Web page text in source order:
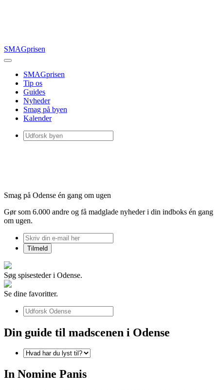
SMAGprisen
SMAGprisen
Tip os
Guides
Nyheder
Smag på byen
Kalender
Smag på Odense én gang om ugen
Gør som 6.000 andre og få madglade nyheder i din indboks én gang
om ugen.
Søg spisesteder i Odense.
Se dine favoritter.
Din guide til madscenen i Odense
In Nomine Panis